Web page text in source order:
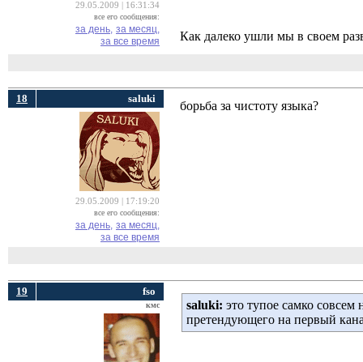
29.05.2009 | 16:31:34
все его сообщения:
за день, за месяц,
за все время
Как далеко ушли мы в своем
18 saluki
29.05.2009 | 17:19:20
все его сообщения:
за день, за месяц,
за все время
борьба за чистоту языка?
19 fso
кмс saluki: это тупое самко совсем
претендующего на первый